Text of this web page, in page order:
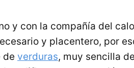
y con la compañía del
y placentero, por
de verduras, muy sencilla